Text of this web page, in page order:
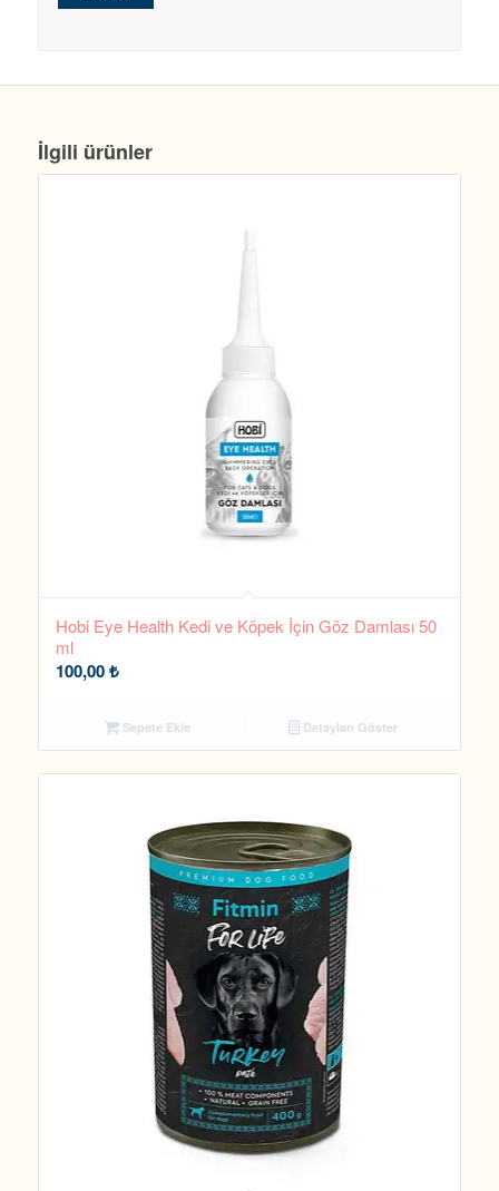
İlgili ürünler
Hobi Eye Health Kedi ve Köpek İçin Göz Damlası 50
ml
100,00₺
Sepete Ekle Detayları Göster